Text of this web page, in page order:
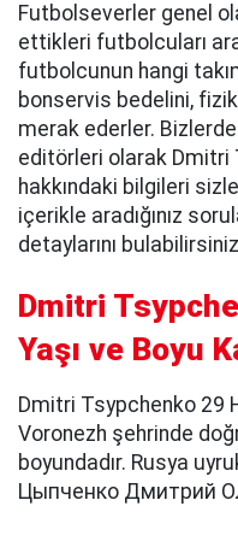
Futbolseverler genel
ettikleri futbolcuları
futbolcunun hangi
bonservis bedelini,
merak ederler.
editörleri olarak Dmitri
hakkındaki bilgileri
içerikle aradığınız
detaylarını
Dmitri
Yaşı ve Boyu
Dmitri Tsypchenko 29
Voronezh şehrinde
boyundadır. Rusya
Цыпченко Дмитрий